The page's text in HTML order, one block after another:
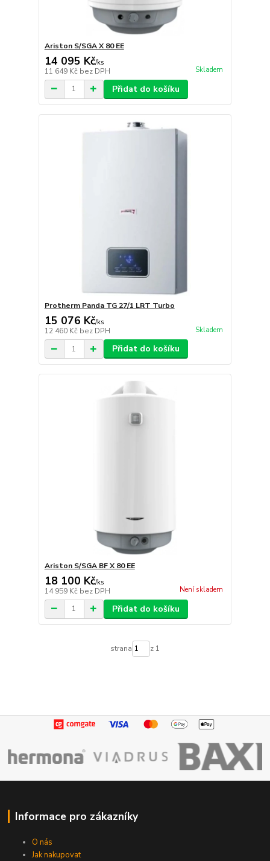
Ariston S/SGA X 80 EE
14 095 Kč/ks
11 649 Kč bez DPH Skladem
Přidat do košíku
Protherm Panda TG 27/1 LRT Turbo
15 076 Kč/ks
12 460 Kč bez DPH Skladem
Přidat do košíku
Ariston S/SGA BF X 80 EE
18 100 Kč/ks
14 959 Kč bez DPH Není skladem
Přidat do košíku
strana z 1
Informace pro zákazníky
O nás
Jak nakupovat